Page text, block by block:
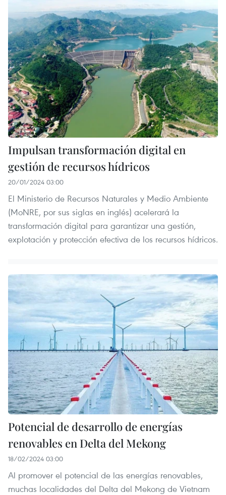
Impulsan transformación digital en
gestión de recursos hídricos
20/01/2024 03:00
El Ministerio de Recursos Naturales y Medio Ambiente
(MoNRE, por sus siglas en inglés) acelerará la
transformación digital para garantizar una gestión,
explotación y protección efectiva de los recursos hídricos.
Potencial de desarrollo de energías
renovables en Delta del Mekong
18/02/2024 03:00
Al promover el potencial de las energías renovables,
muchas localidades del Delta del Mekong de Vietnam